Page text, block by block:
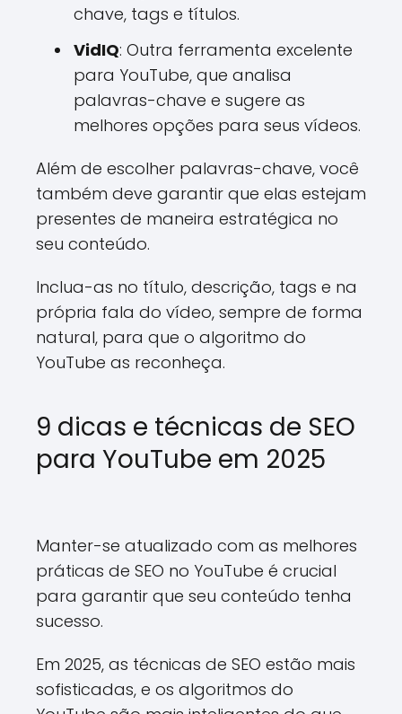
chave, tags e títulos.
VidIQ: Outra ferramenta excelente
para YouTube, que analisa
palavras-chave e sugere as
melhores opções para seus vídeos.
Além de escolher palavras-chave, você
também deve garantir que elas estejam
presentes de maneira estratégica no
seu conteúdo.
Inclua-as no título, descrição, tags e na
própria fala do vídeo, sempre de forma
natural, para que o algoritmo do
YouTube as reconheça.
9 dicas e técnicas de SEO
para YouTube em 2025
Manter-se atualizado com as melhores
práticas de SEO no YouTube é crucial
para garantir que seu conteúdo tenha
sucesso.
Em 2025, as técnicas de SEO estão mais
sofisticadas, e os algoritmos do